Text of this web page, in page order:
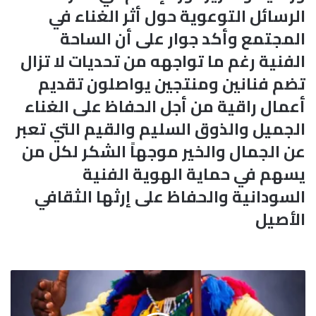
الرسائل التوعوية حول أثر الغناء في
المجتمع وأكد جوار على أن الساحة
الفنية رغم ما تواجهه من تحديات لا تزال
تضم فنانين ومنتجين يواصلون تقديم
أعمال راقية من أجل الحفاظ على الغناء
الجميل والذوق السليم والقيم التي تعبر
عن الجمال والخير موجهاً الشكر لكل من
يسهم في حماية الهوية الفنية
السودانية والحفاظ على إرثها الثقافي
الأصيل
ا